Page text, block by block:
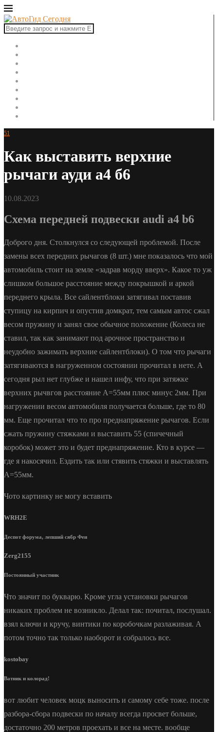
51
Как выставить верхние
рычаги ауди а4 б6
10.08.2023
Схема передней подвески audi a4 b6
Доброго дня. Столкнулся со следующей проблемой. После
замены всех передних рычагов (8 шт.) мне показалось что мой
автомобиль стоит на земле «задрав морду вверх». Какое то уж
слишком большое расстояние между покрышкой и аркой
переднего крыла. Все сайлентблоки затягивал поставив
ступицу на кирпич и опустив домкрат, тем самым автос сжал
весом пружину и занял свое обычное положение (Колеса не
ставил, так как занимают под арочное пространство и
неудобно зажимать верхние сайлентблоки). О том что рычаги
затягиваются в нагруженном состоянии прочитал в нете. А
сегодня рыл нет глубже и нашел инфу, что при затяжке
верхних рычвгов расстояние А=55мм плюс минус 2мм. При
нагружении весом автомобиля получается больше, где то 80
мм. Еще прочитал что то про преднапряжение рычагов. Если
сжать пружину стяжками и выставить 55 (спичечный
коробок) может это и будет преднапряжение. Кто в курсе —
где я накосячил. Ездить так или стявить стяжки и выставлять
А=55мм.
Чото картинку не могу вставить
WRH2E
Деспот форума, лепший сябр Феи
Zerg2155
Постоянный участник
Что значит по букварю. Кроме угла установки рычагов
никаких проблем не возникло. Делал так: почитал, послушал.
взял ключи и кручу, винтики по коробочкам разлаживая. А
потом точно так только наоборот и собралось все.
kostobay
Ватник и колорад!
вот любит человек моцк выносить и самому себе тоже. после
разбора-сбора подвески по началу всегда просвет больше,
достаточно 200 метров проехать и все на месте. вообще